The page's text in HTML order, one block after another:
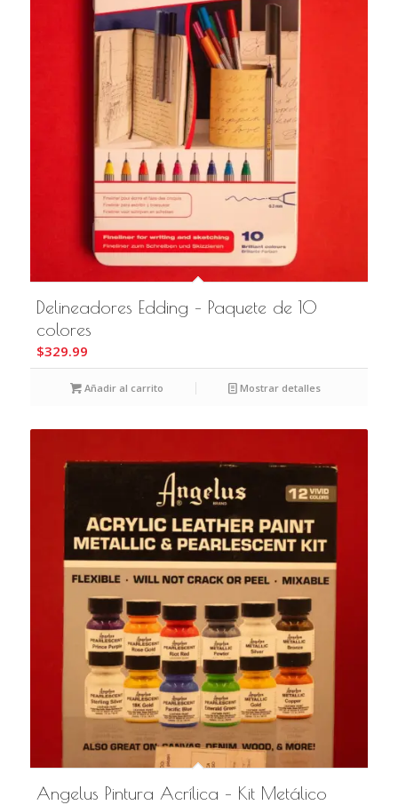
Delineadores Edding – Paquete de 10
colores
$329.99
Añadir al carrito Mostrar detalles
Angelus Pintura Acrílica – Kit Metálico